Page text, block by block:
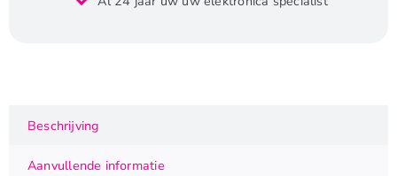
RGB
&
USB
Beschrijving
Aanvullende informatie